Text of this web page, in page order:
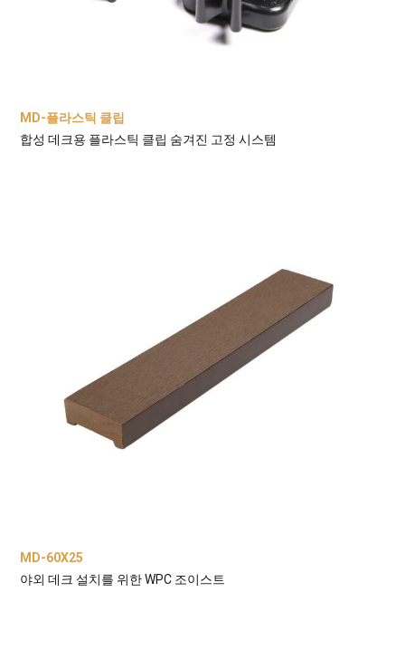
MD-플라스틱 클립
합성 데크용 플라스틱 클립 숨겨진 고정 시스템
MD-60X25
야외 데크 설치를 위한 WPC 조이스트